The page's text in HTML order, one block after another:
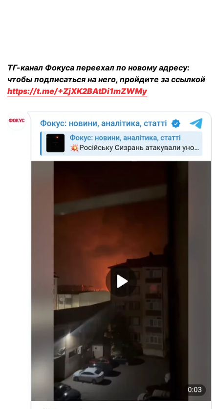
ТГ-канал Фокуса переехал по новому адресу:
чтобы подписаться на него, пройдите за ссылкой
https://t.me/+ZjXK2BAtDi1mZWMy